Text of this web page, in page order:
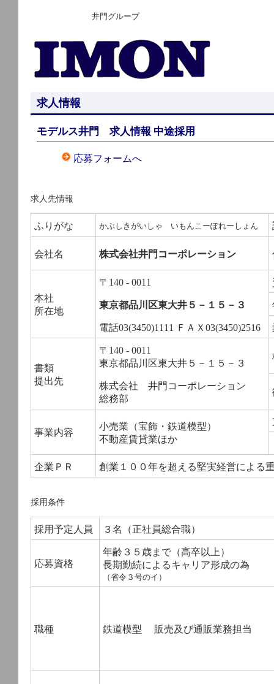
井門グループ
求人情報
モデルス井門 求人情報 中途採用
応募フォームへ
求人先情報
ふりがな かぶしきがいしゃ いもんこーぽれーしょん
会社名 株式会社井門コーポレーション
本社
所在地
〒140 - 0011
東京都品川区東大井５－１５－３
電話03(3450)1111 ＦＡＸ03(3450)2516
書類
提出先
〒140 - 0011
東京都品川区東大井５－１５－３
株式会社 井門コーポレーション
総務部
事業内容
小売業（宝飾・鉄道模型）
不動産賃貸業ほか
企業ＰＲ 創業１００年を超える堅実経営による
採用条件
採用予定人員 ３名（正社員総合職）
応募資格
年齢３５歳まで（高卒以上）
長期勤続によるキャリア形成の為
（省令３号のイ）
職種 鉄道模型 販売及び通販業務担当